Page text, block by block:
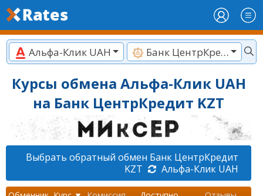
Альфа-Клик UAH Банк ЦентрКредит KZT
Курсы обмена Альфа-Клик UAH
на Банк ЦентрКредит KZT
Выбрать обратный обмен Банк ЦентрКредит
KZT
Альфа-Клик UAH